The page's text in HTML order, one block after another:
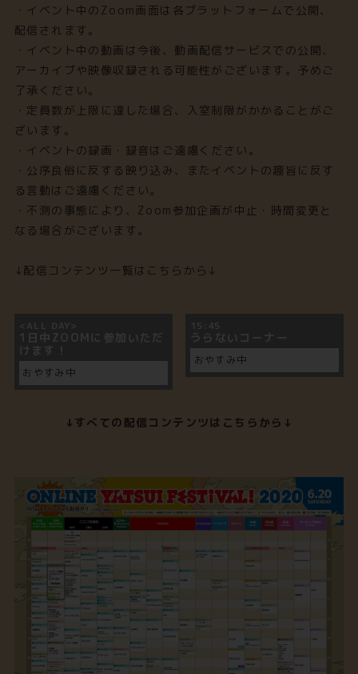
・イベント中のZoom画面は各プラットフォームで公開、
配信されます。
・イベント中の動画は今後、動画配信サービスでの公開、
アーカイブや映像収録される可能性がございます。予めご
了承ください。
・定員数が上限に達した場合、入室制限がかかることがご
ざいます。
・イベントの録画・録音はご遠慮ください。
・公序良俗に反する映り込み、またイベントの趣旨に反す
る言動はご遠慮ください。
・不測の事態により、Zoom参加企画が中止・時間変更と
なる場合がございます。
↓配信コンテンツ一覧はこちらから↓
おやすみ中
おやすみ中
↓すべての配信コンテンツはこちらから↓